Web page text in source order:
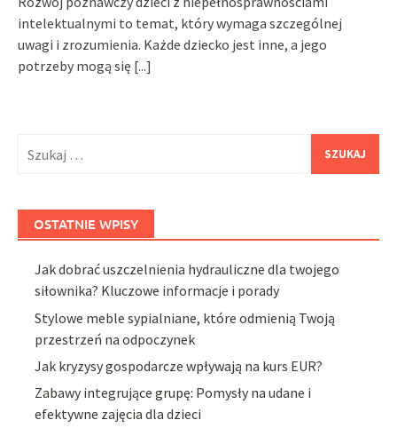
intelektualnymi to temat, który wymaga szczególnej
uwagi i zrozumienia. Każde dziecko jest inne, a jego
potrzeby mogą się [...]
OSTATNIE WPISY
Jak dobrać uszczelnienia hydrauliczne dla twojego
siłownika? Kluczowe informacje i porady
Stylowe meble sypialniane, które odmienią Twoją
przestrzeń na odpoczynek
Jak kryzysy gospodarcze wpływają na kurs EUR?
Zabawy integrujące grupę: Pomysły na udane i
efektywne zajęcia dla dzieci